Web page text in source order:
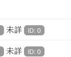
未詳 ID: 0
未詳 ID: 0